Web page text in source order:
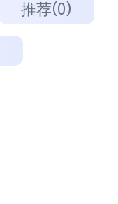
推荐(0)